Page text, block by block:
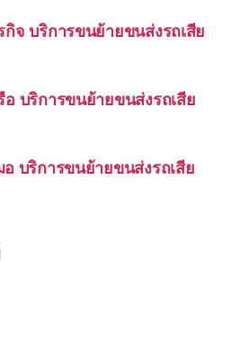
จ บริการขนย้ายขนส่งรถเสีย
บริการขนย้ายขนส่งรถเสีย
บริการขนย้ายขนส่งรถเสีย